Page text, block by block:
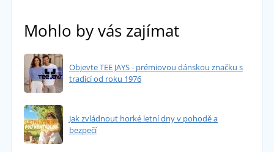
Mohlo by vás zajímat
Objevte TEE JAYS - prémiovou dánskou značku s
tradicí od roku 1976
Jak zvládnout horké letní dny v pohodě a
bezpečí